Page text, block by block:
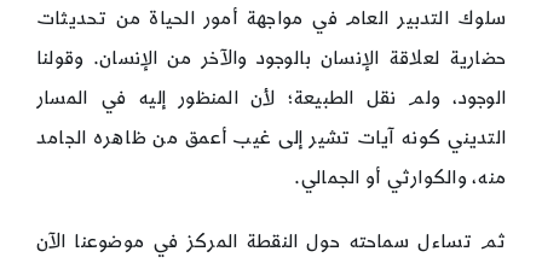
سلوك التدبير العام في مواجهة أمور الحياة من تحديثات
حضارية لعلاقة الإنسان بالوجود والآخر من الإنسان. وقولنا
الوجود، ولم نقل الطبيعة؛ لأن المنظور إليه في المسار
التديني كونه آيات تشير إلى غيب أعمق من ظاهره الجامد
منه، والكوارثي أو الجمالي.
ثم تساءل سماحته حول النقطة المركز في موضوعنا الآن